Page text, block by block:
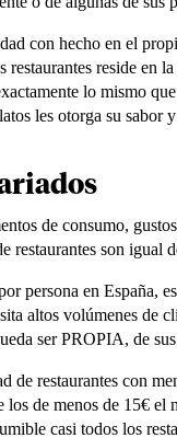
con hecho en el
reside en
lo mismo
les otorga su sabor
de consumo,
restaurantes son igual
persona en España,
altos volúmenes de
ser PROPIA, de
de restaurantes con
los de menos de 15€ el
casi todos los